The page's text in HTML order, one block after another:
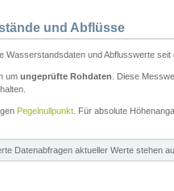
und Abflüsse
Wasserstandsdaten und Abflusswerte
um ungeprüfte Rohdaten . Diese
Pegelnullpunkt . Für absolute
Datenabfragen aktueller Werte stehen